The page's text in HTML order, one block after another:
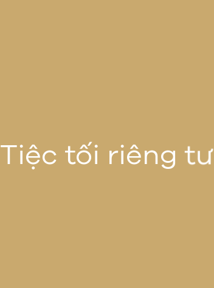
Tiệc tối riêng tư